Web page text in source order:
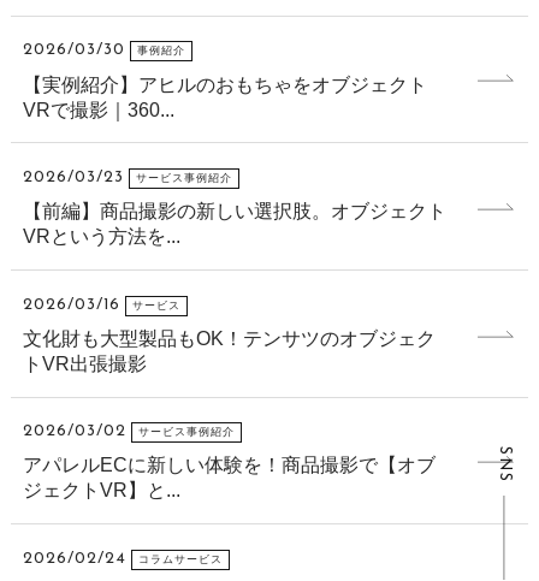
SNS
2026/03/30 事例紹介
【実例紹介】アヒルのおもちゃをオブジェクト
VRで撮影｜360...
2026/03/23 サービス事例紹介
【前編】商品撮影の新しい選択肢。オブジェクト
VRという方法を...
2026/03/16 サービス
文化財も大型製品もOK！テンサツのオブジェク
トVR出張撮影
2026/03/02 サービス事例紹介
アパレルECに新しい体験を！商品撮影で【オブ
ジェクトVR】と...
2026/02/24 コラムサービス